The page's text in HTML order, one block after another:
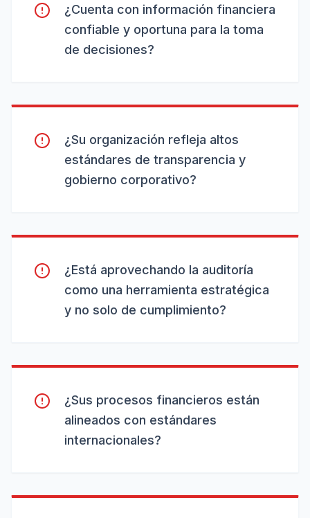
¿Cuenta con información financiera
confiable y oportuna para la toma
de decisiones?
¿Su organización refleja altos
estándares de transparencia y
gobierno corporativo?
¿Está aprovechando la auditoría
como una herramienta estratégica
y no solo de cumplimiento?
¿Sus procesos financieros están
alineados con estándares
internacionales?